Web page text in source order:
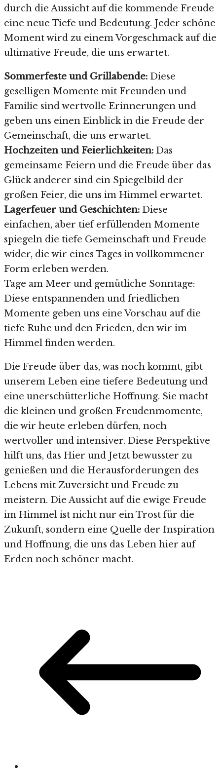
durch die Aussicht auf die kommende Freude
eine neue Tiefe und Bedeutung. Jeder schöne
Moment wird zu einem Vorgeschmack auf die
ultimative Freude, die uns erwartet.
Sommerfeste und Grillabende: Diese
geselligen Momente mit Freunden und
Familie sind wertvolle Erinnerungen und
geben uns einen Einblick in die Freude der
Gemeinschaft, die uns erwartet.
Hochzeiten und Feierlichkeiten: Das
gemeinsame Feiern und die Freude über das
Glück anderer sind ein Spiegelbild der
großen Feier, die uns im Himmel erwartet.
Lagerfeuer und Geschichten: Diese
einfachen, aber tief erfüllenden Momente
spiegeln die tiefe Gemeinschaft und Freude
wider, die wir eines Tages in vollkommener
Form erleben werden.
Tage am Meer und gemütliche Sonntage:
Diese entspannenden und friedlichen
Momente geben uns eine Vorschau auf die
tiefe Ruhe und den Frieden, den wir im
Himmel finden werden.
Die Freude über das, was noch kommt, gibt
unserem Leben eine tiefere Bedeutung und
eine unerschütterliche Hoffnung. Sie macht
die kleinen und großen Freudenmomente,
die wir heute erleben dürfen, noch
wertvoller und intensiver. Diese Perspektive
hilft uns, das Hier und Jetzt bewusster zu
genießen und die Herausforderungen des
Lebens mit Zuversicht und Freude zu
meistern. Die Aussicht auf die ewige Freude
im Himmel ist nicht nur ein Trost für die
Zukunft, sondern eine Quelle der Inspiration
und Hoffnung, die uns das Leben hier auf
Erden noch schöner macht.